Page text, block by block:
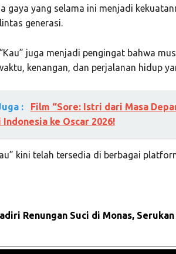
gaya yang selama ini menjadi
generasi.
juga menjadi pengingat bahwa
kenangan, dan perjalanan hidup
:
Film “Sore: Istri dari Masa
ke Oscar 2026!
kini telah tersedia di berbagai
Renungan Suci di Monas,